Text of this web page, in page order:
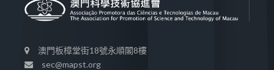
澳門板樟堂街18號永順閣8樓
sec@mapst.org